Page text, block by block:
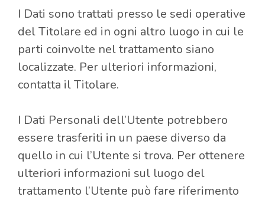
I Dati sono trattati presso le sedi operative
del Titolare ed in ogni altro luogo in cui le
parti coinvolte nel trattamento siano
localizzate. Per ulteriori informazioni,
contatta il Titolare.
I Dati Personali dell’Utente potrebbero
essere trasferiti in un paese diverso da
quello in cui l’Utente si trova. Per ottenere
ulteriori informazioni sul luogo del
trattamento l’Utente può fare riferimento